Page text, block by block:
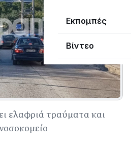
Εκπομπές
Βίντεο
ελαφριά τραύματα και